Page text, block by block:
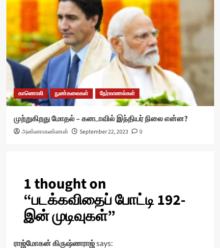
காணொலி நுண்கலைகள் நேர்காணல்கள்
முற்றுகிறது மோதல் – கனடாவில் இந்தியர் நிலை என்ன?
அண்ணாகண்ணன் September 22, 2023 0
1 thought on
“படக்கவிதைப் போட்டி 192-
இன் முடிவுகள்”
ராஜ்மோகன் கிருஷ்ணராஜ்says: